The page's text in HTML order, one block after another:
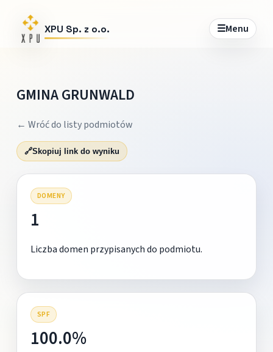
XPU Sp. z o.o. ☰Menu
GMINA GRUNWALD
← Wróć do listy podmiotów
🔗Skopiuj link do wyniku
DOMENY
1
Liczba domen przypisanych do podmiotu.
SPF
100.0%